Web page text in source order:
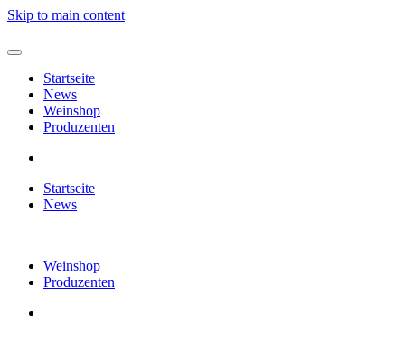
Skip to main content
Startseite
News
Weinshop
Produzenten
Startseite
News
Weinshop
Produzenten